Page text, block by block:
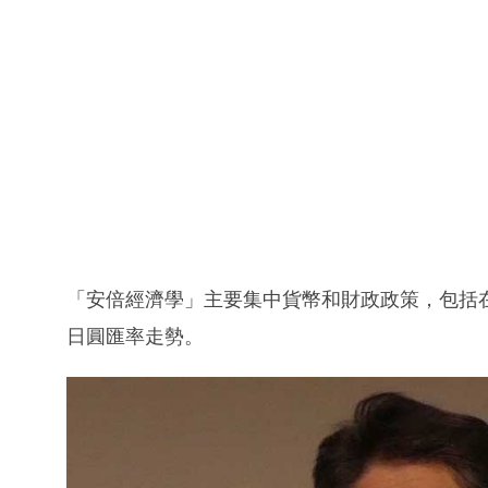
「安倍經濟學」主要集中貨幣和財政政策，包
日圓匯率走勢。